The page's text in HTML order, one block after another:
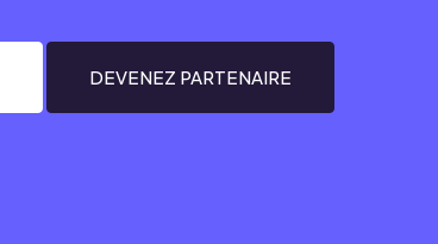
DEVENEZ PARTENAIRE